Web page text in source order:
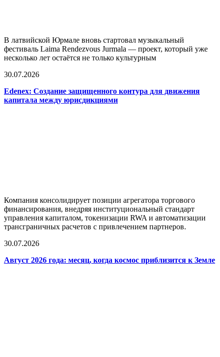
В латвийской Юрмале вновь стартовал музыкальный
фестиваль Laima Rendezvous Jurmala — проект, который уже
несколько лет остаётся не только культурным
30.07.2026
Edenex: Создание защищенного контура для движения
капитала между юрисдикциями
Компания консолидирует позиции агрегатора торгового
финансирования, внедряя институциональный стандарт
управления капиталом, токенизации RWA и автоматизации
трансграничных расчетов с привлечением партнеров.
30.07.2026
Август 2026 года: месяц, когда космос приблизится к Земле